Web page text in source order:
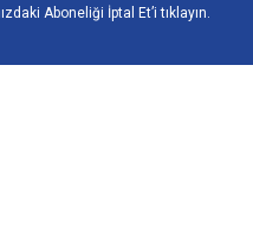
Aboneliği İptal Et’i tıklayın.